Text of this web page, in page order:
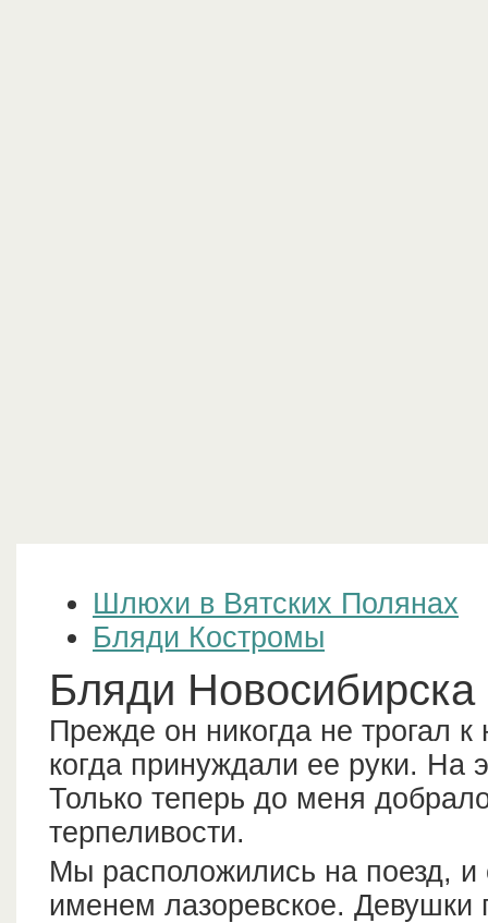
Шлюхи в Вятских Полянах
Бляди Костромы
Бляди Новосибирска
Прежде он никогда не трогал
когда принуждали ее руки. На
Только теперь до меня
терпеливости.
Мы расположились на поезд,
именем лазоревское. Девушки